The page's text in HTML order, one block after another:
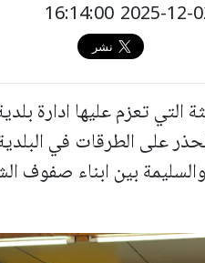
التي تعزم عليها ادارة
على الطرقات في
بين ابناء صفوف